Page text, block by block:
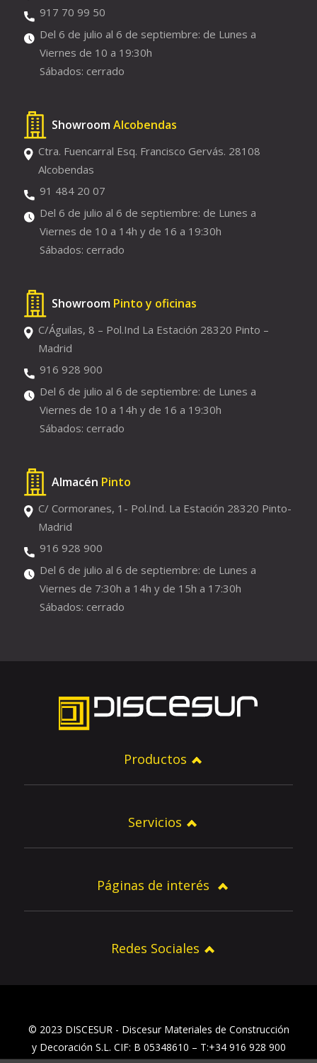
917 70 99 50
Del 6 de julio al 6 de septiembre: de Lunes a
Viernes de 10 a 19:30h
Sábados: cerrado
Showroom Alcobendas
Ctra. Fuencarral Esq. Francisco Gervás. 28108
Alcobendas
91 484 20 07
Del 6 de julio al 6 de septiembre: de Lunes a
Viernes de 10 a 14h y de 16 a 19:30h
Sábados: cerrado
Showroom Pinto y oficinas
C/Águilas, 8 – Pol.Ind La Estación 28320 Pinto –
Madrid
916 928 900
Del 6 de julio al 6 de septiembre: de Lunes a
Viernes de 10 a 14h y de 16 a 19:30h
Sábados: cerrado
Almacén Pinto
C/ Cormoranes, 1- Pol.Ind. La Estación 28320 Pinto-
Madrid
916 928 900
Del 6 de julio al 6 de septiembre: de Lunes a
Viernes de 7:30h a 14h y de 15h a 17:30h
Sábados: cerrado
Productos
Servicios
Páginas de interés
Redes Sociales
© 2023 DISCESUR - Discesur Materiales de Construcción
y Decoración S.L. CIF: B 05348610 – T:+34 916 928 900